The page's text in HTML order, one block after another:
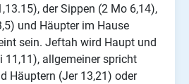
der Sippen (2 Mo 6,14),
und Häupter im Hause
sein. Jeftah wird Haupt und
11,11), allgemeiner spricht
Häuptern (Jer 13,21) oder